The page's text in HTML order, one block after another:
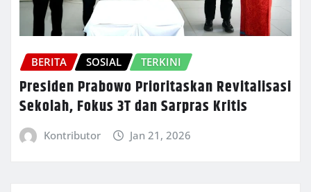
BERITA SOSIAL TERKINI
Presiden Prabowo Prioritaskan Revitalisasi
Sekolah, Fokus 3T dan Sarpras Kritis
Kontributor Jan 21, 2026